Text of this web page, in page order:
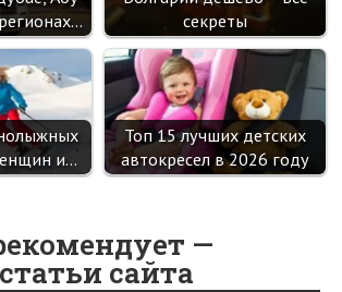
секреты
и…
Топ 15 лучших детских
автокресел в 2026 году
—
сайта